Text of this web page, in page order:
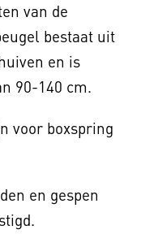
van de
bestaat uit
en is
90-140 cm.
voor boxspring
en gespen